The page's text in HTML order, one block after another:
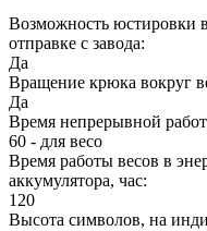
Возможность юстировки
отправке с завода:
Да
Вращение крюка вокруг
Да
Время непрерывной
60 - для весо
Время работы весов в
аккумулятора, час:
120
Высота символов, на